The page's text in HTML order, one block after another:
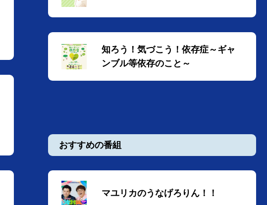
知ろう！気づこう！依存症～ギャ
ンブル等依存のこと～
おすすめの番組
マユリカのうなげろりん！！